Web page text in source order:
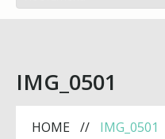
IMG_0501
HOME IMG_0501